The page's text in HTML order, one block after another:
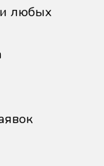
и любых